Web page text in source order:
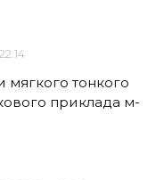
тонкого
приклада м-